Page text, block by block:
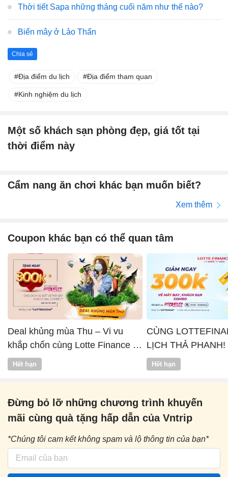
Thời tiết Sapa những tháng cuối năm như thế nào?
Biển mây ở Lảo Thẩn
Chia sẻ
Địa điểm du lịch Địa điểm tham quan
Kinh nghiệm du lịch
Một số khách sạn phòng đẹp, giá tốt tại
thời điểm này
Cẩm nang ăn chơi khác bạn muốn biết?
Xem thêm
Coupon khác bạn có thể quan tâm
Deal khủng mùa Thu – Vi vu
khắp chốn cùng Lotte Finance x
Vntrip
Hết hạn
CÙNG
LỊCH THẢ PHANH!
Hết hạn
Đừng bỏ lỡ những chương trình khuyến
mãi cùng quà tặng hấp dẫn của Vntrip
*Chúng tôi cam kết không spam và lộ thông tin của bạn*